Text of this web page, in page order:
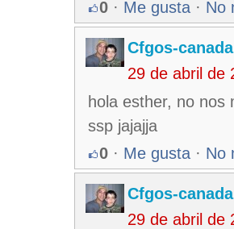
0 · Me gusta · No
Cfgos-canada
29 de abril de
hola esther, no nos
ssp jajajja
0 · Me gusta · No
Cfgos-canada
29 de abril de